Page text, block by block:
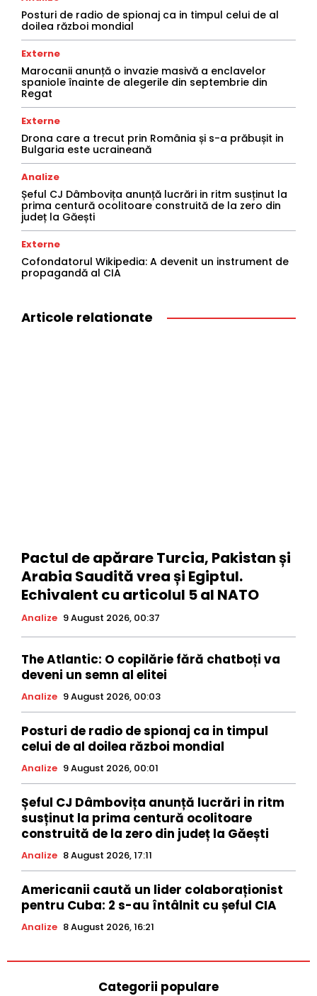
Posturi de radio de spionaj ca in timpul celui de al
doilea război mondial
Externe
Marocanii anunță o invazie masivă a enclavelor
spaniole înainte de alegerile din septembrie din
Regat
Externe
Drona care a trecut prin România și s-a prăbușit in
Bulgaria este ucraineană
Analize
Șeful CJ Dâmbovița anunță lucrări in ritm susținut la
prima centură ocolitoare construită de la zero din
județ la Găești
Externe
Cofondatorul Wikipedia: A devenit un instrument de
propagandă al CIA
Articole relationate
Pactul de apărare Turcia, Pakistan și
Arabia Saudită vrea și Egiptul.
Echivalent cu articolul 5 al NATO
Analize 9 August 2026, 00:37
The Atlantic: O copilărie fără chatboți va
deveni un semn al elitei
Analize 9 August 2026, 00:03
Posturi de radio de spionaj ca in timpul
celui de al doilea război mondial
Analize 9 August 2026, 00:01
Șeful CJ Dâmbovița anunță lucrări in ritm
susținut la prima centură ocolitoare
construită de la zero din județ la Găești
Analize 8 August 2026, 17:11
Americanii caută un lider colaboraționist
pentru Cuba: 2 s-au întâlnit cu șeful CIA
Analize 8 August 2026, 16:21
Categorii populare